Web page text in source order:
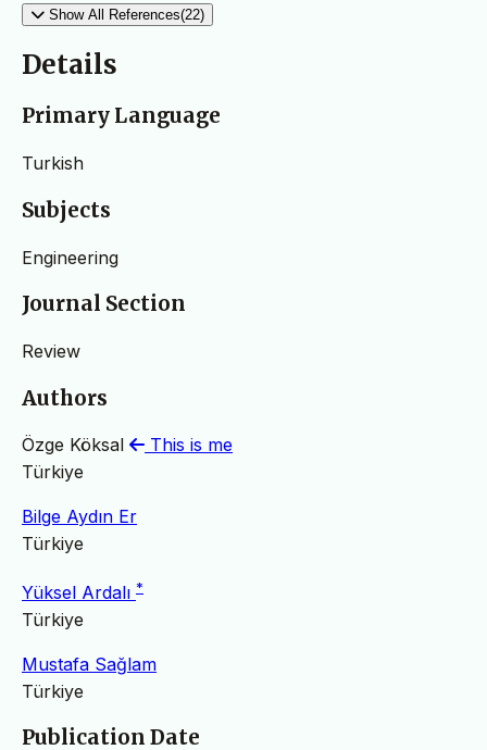
Show All References(22)
Details
Primary Language
Turkish
Subjects
Engineering
Journal Section
Review
Authors
Özge Köksal
This is me
Türkiye
Bilge Aydın Er
Türkiye
Yüksel Ardalı *
Türkiye
Mustafa Sağlam
Türkiye
Publication Date